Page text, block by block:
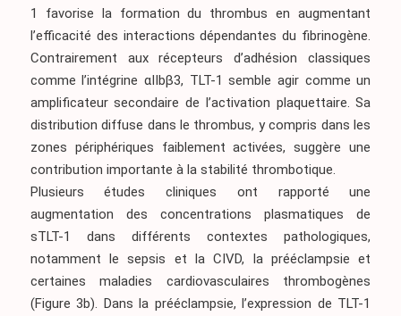
1 favorise la formation du thrombus en augmentant
l’efficacité des interactions dépendantes du fibrinogène.
Contrairement aux récepteurs d’adhésion classiques
comme l’intégrine αIIbβ3, TLT-1 semble agir comme un
amplificateur secondaire de l’activation plaquettaire. Sa
distribution diffuse dans le thrombus, y compris dans les
zones périphériques faiblement activées, suggère une
contribution importante à la stabilité thrombotique.
Plusieurs études cliniques ont rapporté une
augmentation des concentrations plasmatiques de
sTLT-1 dans différents contextes pathologiques,
notamment le sepsis et la CIVD, la prééclampsie et
certaines maladies cardiovasculaires thrombogènes
(Figure 3b). Dans la prééclampsie, l’expression de TLT-1